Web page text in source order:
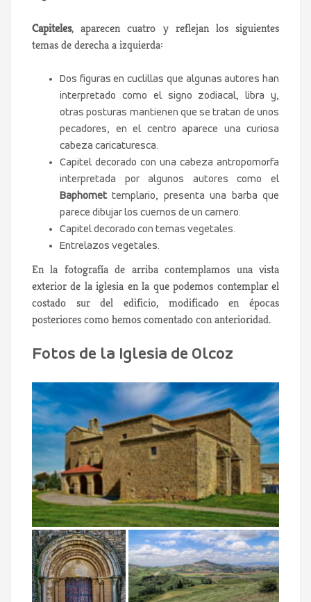
Capiteles, aparecen cuatro y reflejan los siguientes
temas de derecha a izquierda:
Dos figuras en cuclillas que algunas autores han
interpretado como el signo zodiacal, libra y,
otras posturas mantienen que se tratan de unos
pecadores, en el centro aparece una curiosa
cabeza caricaturesca.
Capitel decorado con una cabeza antropomorfa
interpretada por algunos autores como el
Baphomettemplario, presenta una barba que
parece dibujar los cuernos de un carnero.
Capitel decorado con temas vegetales.
Entrelazos vegetales.
En la fotografía de arriba contemplamos una vista
exterior de la iglesia en la que podemos contemplar el
costado sur del edificio, modificado en épocas
posteriores como hemos comentado con anterioridad.
Fotos de la Iglesia de Olcoz